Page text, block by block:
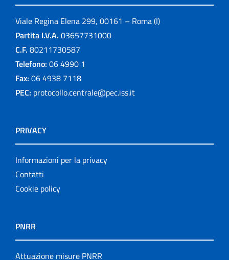
Viale Regina Elena 299, 00161 – Roma (I)
Partita I.V.A. 03657731000
C.F. 80211730587
Telefono: 06 4990 1
Fax: 06 4938 7118
PEC: protocollo.centrale@pec.iss.it
PRIVACY
Informazioni per la privacy
Contatti
Cookie policy
PNRR
Attuazione misure PNRR